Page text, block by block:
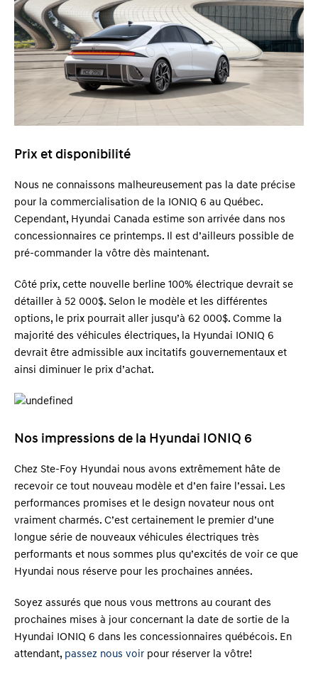
Prix et disponibilité
Nous ne connaissons malheureusement pas la date précise
pour la commercialisation de la IONIQ 6 au Québec.
Cependant, Hyundai Canada estime son arrivée dans nos
concessionnaires ce printemps. Il est d’ailleurs possible de
pré-commander la vôtre dès maintenant.
Côté prix, cette nouvelle berline 100% électrique devrait se
détailler à 52 000$. Selon le modèle et les différentes
options, le prix pourrait aller jusqu’à 62 000$. Comme la
majorité des véhicules électriques, la Hyundai IONIQ 6
devrait être admissible aux incitatifs gouvernementaux et
ainsi diminuer le prix d’achat.
Nos impressions de la Hyundai IONIQ 6
Chez Ste-Foy Hyundai nous avons extrêmement hâte de
recevoir ce tout nouveau modèle et d’en faire l’essai. Les
performances promises et le design novateur nous ont
vraiment charmés. C’est certainement le premier d’une
longue série de nouveaux véhicules électriques très
performants et nous sommes plus qu’excités de voir ce que
Hyundai nous réserve pour les prochaines années.
Soyez assurés que nous vous mettrons au courant des
prochaines mises à jour concernant la date de sortie de la
Hyundai IONIQ 6 dans les concessionnaires québécois. En
attendant, passez nous voir pour réserver la vôtre!